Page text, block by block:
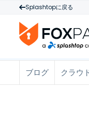
Splashtopに戻る
ブログ クラウ